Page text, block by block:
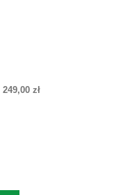
249,00 zł